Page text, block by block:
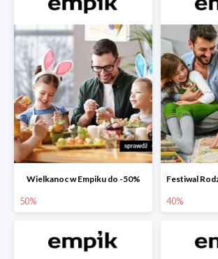
Wielkanoc w Empiku do -50%
50% 40%